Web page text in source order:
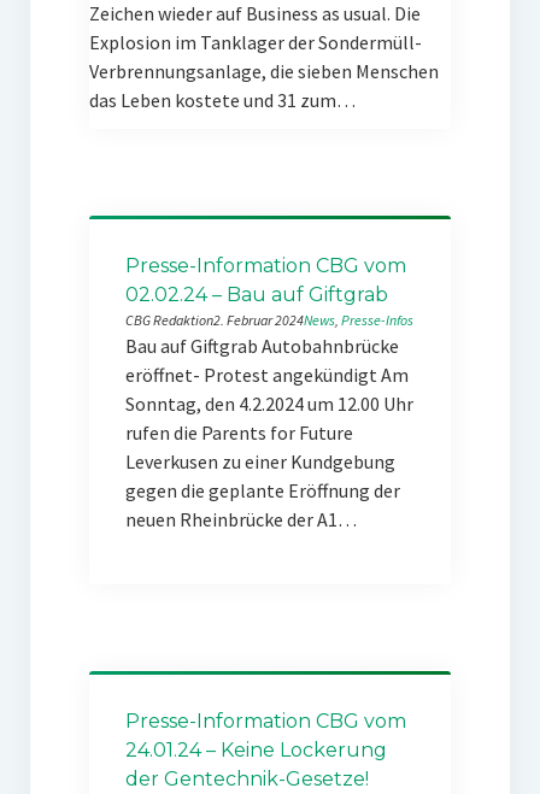
Zeichen wieder auf Business as usual. Die
Explosion im Tanklager der Sondermüll-
Verbrennungsanlage, die sieben Menschen
das Leben kostete und 31 zum…
Presse-Information CBG vom
02.02.24 – Bau auf Giftgrab
CBG Redaktion2. Februar 2024News, Presse-Infos
Bau auf Giftgrab Autobahnbrücke
eröffnet- Protest angekündigt Am
Sonntag, den 4.2.2024 um 12.00 Uhr
rufen die Parents for Future
Leverkusen zu einer Kundgebung
gegen die geplante Eröffnung der
neuen Rheinbrücke der A1…
Presse-Information CBG vom
24.01.24 – Keine Lockerung
der Gentechnik-Gesetze!